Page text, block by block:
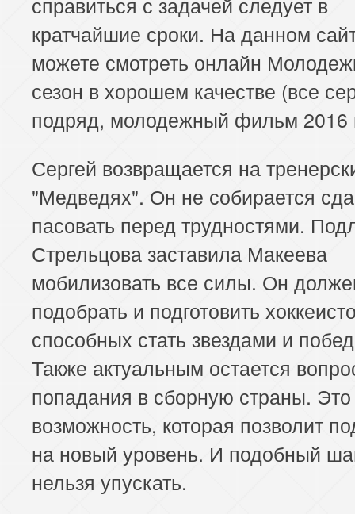
кратчайшие сроки. На данном
можете смотреть онлайн
сезон в хорошем качестве (все
подряд, молодежный фильм 2016
Сергей возвращается на
"Медведях". Он не собирается
пасовать перед трудностями.
Стрельцова заставила Макеева
мобилизовать все силы. Он
подобрать и подготовить
способных стать звездами и
Также актуальным остается
попадания в сборную страны.
возможность, которая позволит
на новый уровень. И подобный
нельзя упускать.